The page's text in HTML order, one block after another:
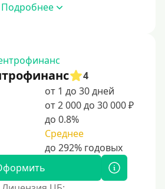
системы
Подробнее
4
от 1 до 30 дней
от 2 000 до 30 000 ₽
до 0.8%
Среднее